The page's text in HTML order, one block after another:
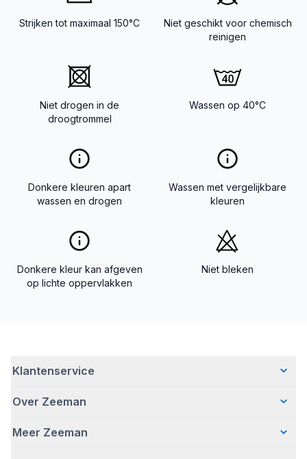
Strijken tot maximaal 150°C
Niet geschikt voor chemisch
reinigen
Niet drogen in de
droogtrommel
Wassen op 40°C
Donkere kleuren apart
wassen en drogen
Wassen met vergelijkbare
kleuren
Donkere kleur kan afgeven
op lichte oppervlakken
Niet bleken
Klantenservice
Veelgestelde vragen
Bezorgen
Over Zeeman
Wie wij zijn
Meer Zeeman